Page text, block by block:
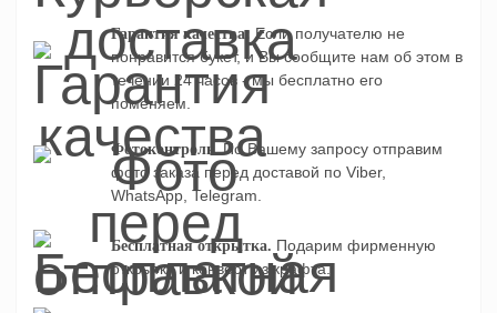
Гарантия качества: Если получателю не
понравится букет, и Вы сообщите нам об этом в
течении 24 часов - мы бесплатно его
поменяем.
Фотоконтроль.По Вашему запросу отправим
фото заказа перед доставой по Viber,
WhatsApp, Telegram.
Бесплатная открытка. Подарим фирменную
открытку и конверт из крафта.